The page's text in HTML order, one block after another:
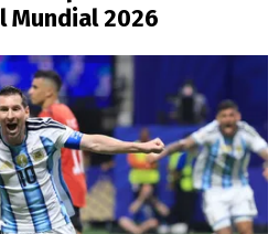
Mundial 2026